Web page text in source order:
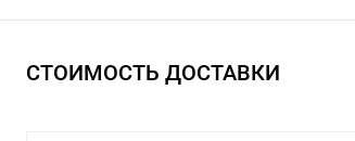
СТОИМОСТЬ ДОСТАВКИ